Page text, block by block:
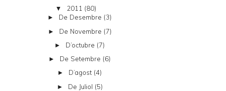
▼ 2011 (80)
► De Desembre (3)
► De Novembre (7)
► D’octubre (7)
► De Setembre (6)
► D’agost (4)
► De Juliol (5)